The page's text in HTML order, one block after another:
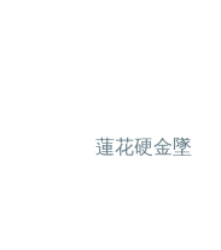
蓮花硬金墜